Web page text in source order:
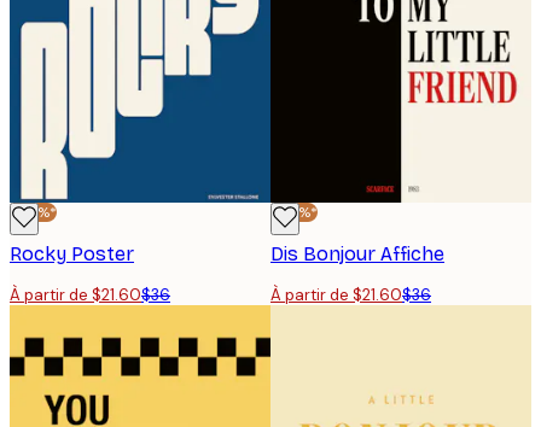
-40%*
Rocky Poster
À partir de $21.60$36
-40%*
Dis Bonjour Affiche
À partir de $21.60$36